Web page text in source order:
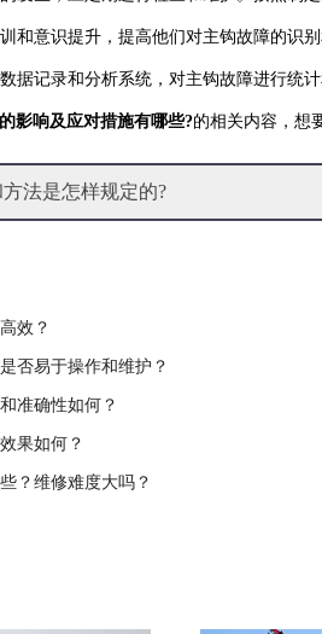
和意识提升，提高他们对主钩故障的识别
据记录和分析系统，对主钩故障进行统
影响及应对措施有哪些?的相关内容，想
法是怎样规定的?
效？
否易于操作和维护？
准确性如何？
果如何？
？维修难度大吗？